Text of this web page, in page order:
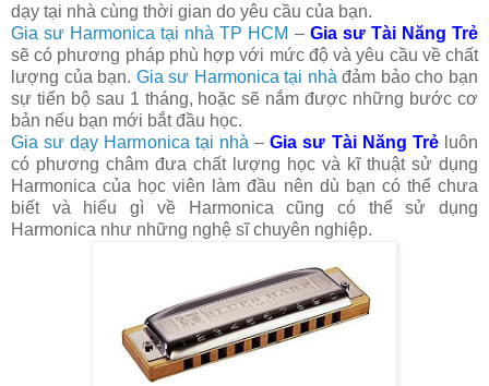
dạy tại nhà cùng thời gian do yêu cầu của bạn.
Gia sư Harmonica tại nhà TP HCM – Gia sư Tài Năng Trẻ
sẽ có phương pháp phù hợp với mức độ và yêu cầu về chất
lượng của bạn. Gia sư Harmonica tại nhà đảm bảo cho bạn
sự tiến bộ sau 1 tháng, hoặc sẽ nắm được những bước cơ
bản nếu bạn mới bắt đầu học.
Gia sư dạy Harmonica tại nhà –Gia sư Tài Năng Trẻluôn
có phương châm đưa chất lượng học và kĩ thuật sử dụng
Harmonica của học viên làm đầu nên dù bạn có thể chưa
biết và hiểu gì về Harmonica cũng có thể sử dụng
Harmonica như những nghệ sĩ chuyên nghiệp.